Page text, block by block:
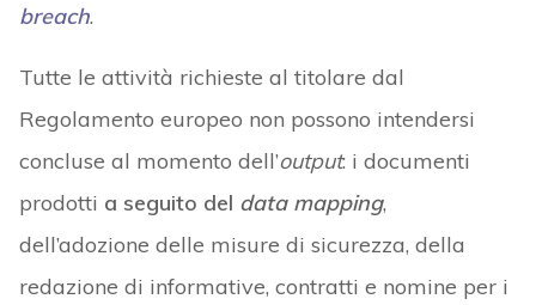
breach.
Tutte le attività richieste al titolare dal
Regolamento europeo non possono intendersi
concluse al momento dell’output: i documenti
prodotti a seguito del data mapping,
dell’adozione delle misure di sicurezza, della
redazione di informative, contratti e nomine per i